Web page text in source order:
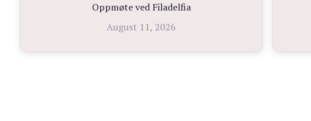
Oppmøte ved Filadelfia
August 11, 2026